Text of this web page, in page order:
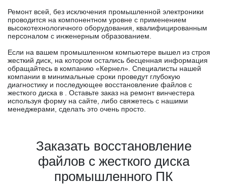
Ремонт всей, без исключения промышленной электроники
проводится на компонентном уровне с применением
высокотехнологичного оборудования, квалифицированным
персоналом с инженерным образованием.
Если на вашем промышленном компьютере вышел из строя
жесткий диск, на котором остались бесценная информация
обращайтесь в компанию «Кернел». Специалисты нашей
компании в минимальные сроки проведут глубокую
диагностику и последующее восстановление файлов с
жесткого диска в . Оставьте заказ на ремонт винчестера
используя форму на сайте, либо свяжетесь с нашими
менеджерами, сделать это очень просто.
Заказать восстановление
файлов с жесткого диска
промышленного ПК